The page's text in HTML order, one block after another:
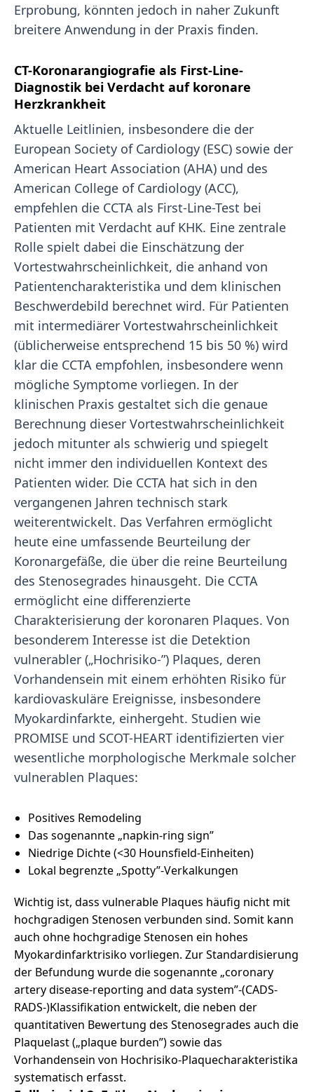
Erprobung, könnten jedoch in naher Zukunft
breitere Anwendung in der Praxis finden.
CT-Koronarangiografie als First-Line-
Diagnostik bei Verdacht auf koronare
Herzkrankheit
Aktuelle Leitlinien, insbesondere die der
European Society of Cardiology (ESC) sowie der
American Heart Association (AHA) und des
American College of Cardiology (ACC),
empfehlen die CCTA als First-Line-Test bei
Patienten mit Verdacht auf KHK. Eine zentrale
Rolle spielt dabei die Einschätzung der
Vortestwahrscheinlichkeit, die anhand von
Patientencharakteristika und dem klinischen
Beschwerdebild berechnet wird. Für Patienten
mit intermediärer Vortestwahrscheinlichkeit
(üblicherweise entsprechend 15 bis 50 %) wird
klar die CCTA empfohlen, insbesondere wenn
mögliche Symptome vorliegen. In der
klinischen Praxis gestaltet sich die genaue
Berechnung dieser Vortestwahrscheinlichkeit
jedoch mitunter als schwierig und spiegelt
nicht immer den individuellen Kontext des
Patienten wider. Die CCTA hat sich in den
vergangenen Jahren technisch stark
weiterentwickelt. Das Verfahren ermöglicht
heute eine umfassende Beurteilung der
Koronargefäße, die über die reine Beurteilung
des Stenosegrades hinausgeht. Die CCTA
ermöglicht eine differenzierte
Charakterisierung der koronaren Plaques. Von
besonderem Interesse ist die Detektion
vulnerabler („Hochrisiko-”) Plaques, deren
Vorhandensein mit einem erhöhten Risiko für
kardiovaskuläre Ereignisse, insbesondere
Myokardinfarkte, einhergeht. Studien wie
PROMISE und SCOT-HEART identifizierten vier
wesentliche morphologische Merkmale solcher
vulnerablen Plaques:
Positives Remodeling
Das sogenannte „napkin-ring sign”
Niedrige Dichte (<30 Hounsfield-Einheiten)
Lokal begrenzte „Spotty”-Verkalkungen
Wichtig ist, dass vulnerable Plaques häufig nicht mit
hochgradigen Stenosen verbunden sind. Somit kann
auch ohne hochgradige Stenosen ein hohes
Myokardinfarktrisiko vorliegen. Zur Standardisierung
der Befundung wurde die sogenannte „coronary
artery disease-reporting and data system”-(CADS-
RADS-)Klassifikation entwickelt, die neben der
quantitativen Bewertung des Stenosegrades auch die
Plaquelast („plaque burden”) sowie das
Vorhandensein von Hochrisiko-Plaquecharakteristika
systematisch erfasst.